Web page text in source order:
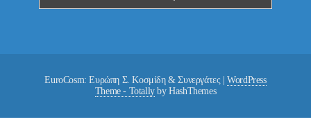
EuroCosm: Ευρώπη Σ. Κοσμίδη & Συνεργάτες |WordPress
Theme - Totallyby HashThemes